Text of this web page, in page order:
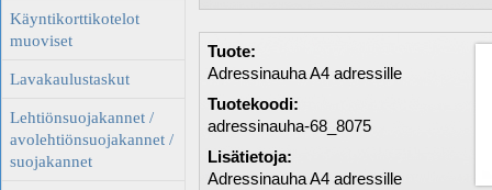
Käyntikorttikotelot
muoviset
Lavakaulustaskut
Lehtiönsuojakannet /
avolehtiönsuojakannet /
suojakannet
Tuote:
Adressinauha A4 adressille
Tuotekoodi:
adressinauha-68_8075
Lisätietoja:
Adressinauha A4 adressille